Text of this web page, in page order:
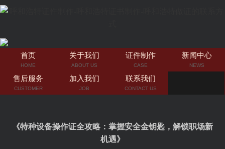
首页
HOME
关于我们
ABOUT US
证件制作
CASE
新闻中心
NEWS
售后服务
CUSTOMER
加入我们
JOB
联系我们
CONTACT US
《特种设备操作证全攻略：掌握安全金钥匙，解锁职场新
机遇》